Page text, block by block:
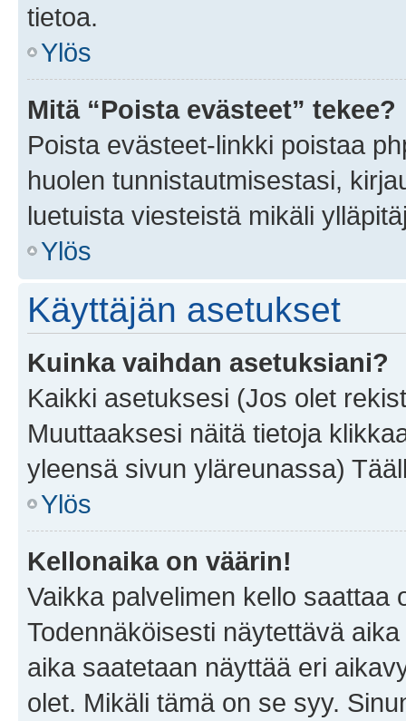
tietoa.
Ylös
Mitä “Poista evästeet” tekee?
Poista evästeet-linkki poistaa
huolen tunnistautmisestasi,
luetuista viesteistä mikäli
Ylös
Käyttäjän asetukset
Kuinka vaihdan asetuksiani?
Kaikki asetuksesi (Jos olet
Muuttaaksesi näitä tietoja
yleensä sivun yläreunassa)
Ylös
Kellonaika on väärin!
Vaikka palvelimen kello saattaa
Todennäköisesti näytettävä
aika saatetaan näyttää eri
olet. Mikäli tämä on se syy.